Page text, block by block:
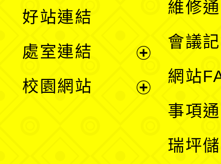
單
好站連結
處室連結
校園網站
維修
會議
網站
事項
瑞坪